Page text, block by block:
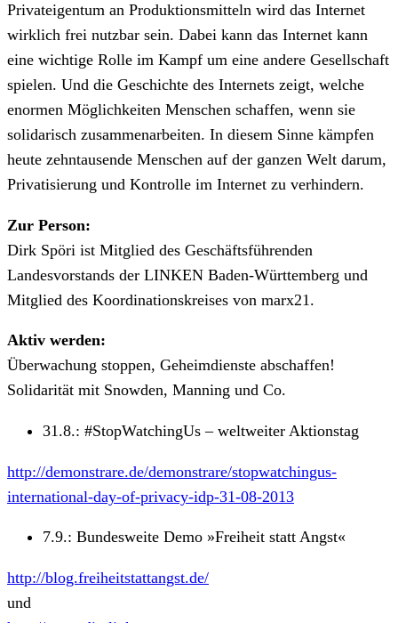
Privateigentum an Produktionsmitteln wird das Internet
wirklich frei nutzbar sein. Dabei kann das Internet kann
eine wichtige Rolle im Kampf um eine andere Gesellschaft
spielen. Und die Geschichte des Internets zeigt, welche
enormen Möglichkeiten Menschen schaffen, wenn sie
solidarisch zusammenarbeiten. In diesem Sinne kämpfen
heute zehntausende Menschen auf der ganzen Welt darum,
Privatisierung und Kontrolle im Internet zu verhindern.
Zur Person:
Dirk Spöri ist Mitglied des Geschäftsführenden
Landesvorstands der LINKEN Baden-Württemberg und
Mitglied des Koordinationskreises von marx21.
Aktiv werden:
Überwachung stoppen, Geheimdienste abschaffen!
Solidarität mit Snowden, Manning und Co.
31.8.: #StopWatchingUs – weltweiter Aktionstag
http://demonstrare.de/demonstrare/stopwatchingus-
international-day-of-privacy-idp-31-08-2013
7.9.: Bundesweite Demo »Freiheit statt Angst«
http://blog.freiheitstattangst.de/
und